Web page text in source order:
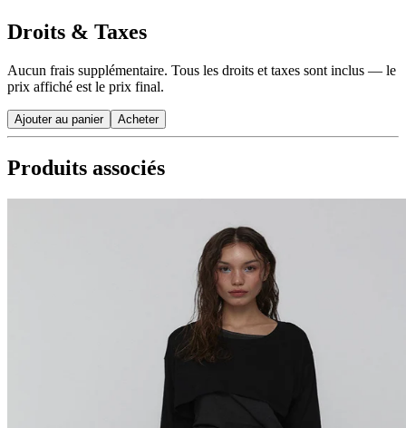
Droits & Taxes
Aucun frais supplémentaire. Tous les droits et taxes sont inclus — le
prix affiché est le prix final.
Ajouter au panier Acheter
Produits associés